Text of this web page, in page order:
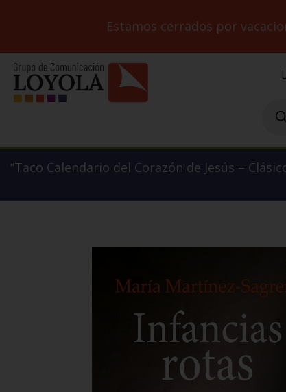
Estamos cerrados por
“Taco Calendario del Corazón de Jesús –